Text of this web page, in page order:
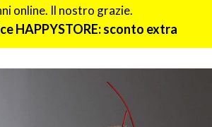
online. Il nostro grazie.
HAPPYSTORE: sconto extra